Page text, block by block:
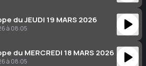
du JEUDI 19 MARS 2026
à 08:05
du MERCREDI 18 MARS 2026
à 08:05